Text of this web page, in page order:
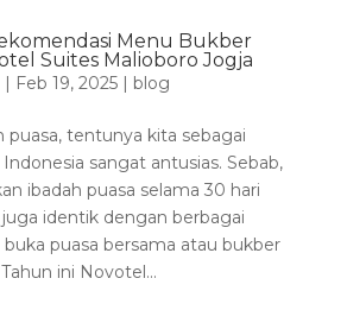
Menu Bukber
Suites Malioboro Jogja
| Feb 19, 2025| blog
puasa, tentunya kita sebagai
sangat antusias. Sebab,
ibadah puasa selama 30 hari
identik dengan berbagai
puasa bersama atau bukber
ini Novotel...